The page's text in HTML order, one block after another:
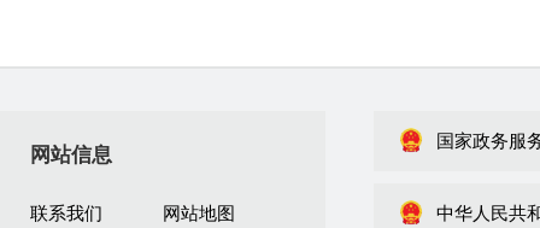
网站信息
联系我们 网站地图
国家政务服
中华人民共